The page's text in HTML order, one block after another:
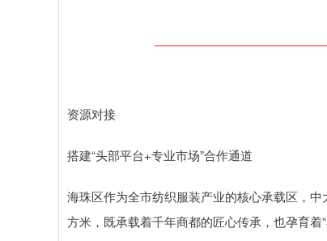
资源对接
搭建“头部平台+专业市场”合作通道
海珠区作为全市纺织服装产业的核心承载区，
方米，既承载着千年商都的匠心传承，也孕育着“